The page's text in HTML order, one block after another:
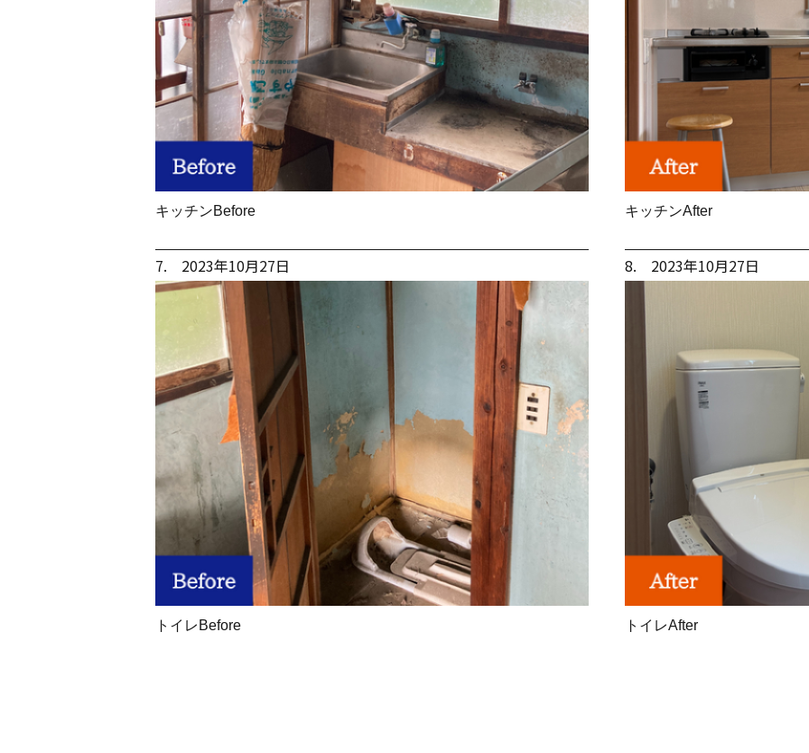
キッチンBefore キッチンAfter
7. 2023年10月27日
トイレBefore
8. 2023年10月27日
トイレAfter